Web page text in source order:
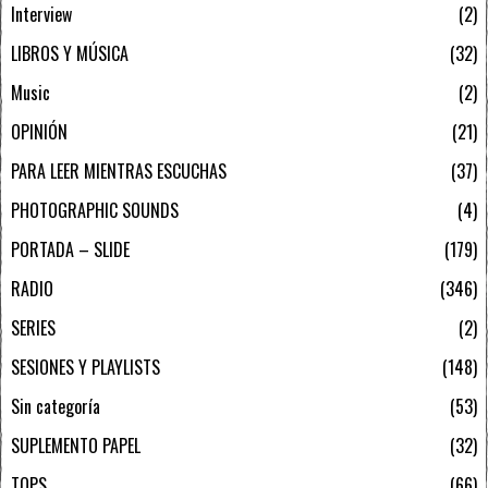
Interview
2
LIBROS Y MÚSICA
32
Music
2
OPINIÓN
21
PARA LEER MIENTRAS ESCUCHAS
37
PHOTOGRAPHIC SOUNDS
4
PORTADA – SLIDE
179
RADIO
346
SERIES
2
SESIONES Y PLAYLISTS
148
Sin categoría
53
SUPLEMENTO PAPEL
32